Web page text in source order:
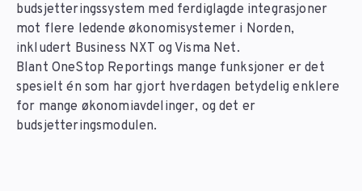
budsjetteringssystem med ferdiglagde integrasjoner
mot flere ledende økonomisystemer i Norden,
inkludert Business NXT og Visma Net.
Blant OneStop Reportings mange funksjoner er det
spesielt én som har gjort hverdagen betydelig enklere
for mange økonomiavdelinger, og det er
budsjetteringsmodulen.